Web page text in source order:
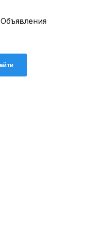
Объявления